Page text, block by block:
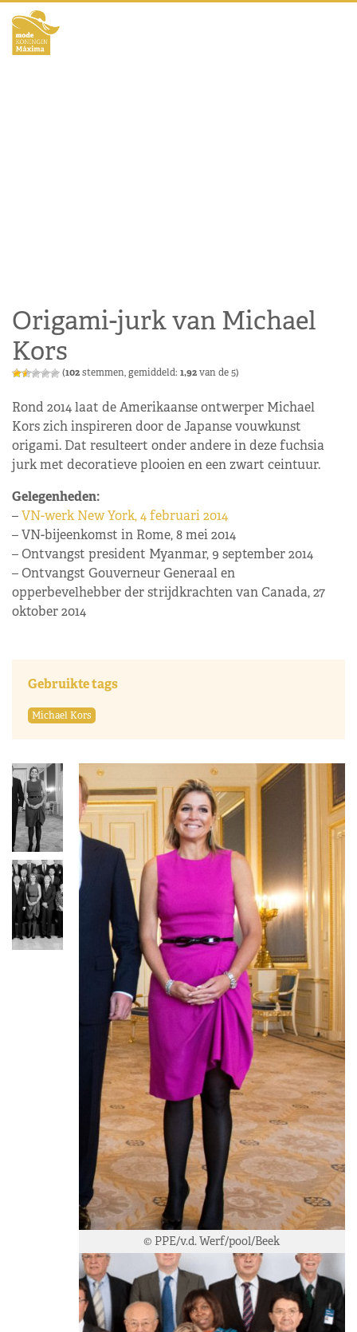
© PPE/v.d. Werf/pool/Beek
Origami-jurk van Michael
Kors
(102stemmen, gemiddeld: 1,92van de 5)
Rond 2014 laat de Amerikaanse ontwerper Michael
Kors zich inspireren door de Japanse vouwkunst
origami. Dat resulteert onder andere in deze fuchsia
jurk met decoratieve plooien en een zwart ceintuur.
Gelegenheden:
–VN-werk New York, 4 februari 2014
– VN-bijeenkomst in Rome, 8 mei 2014
– Ontvangst president Myanmar, 9 september 2014
– Ontvangst Gouverneur Generaal en
opperbevelhebber der strijdkrachten van Canada, 27
oktober 2014
Gebruikte tags
Michael Kors